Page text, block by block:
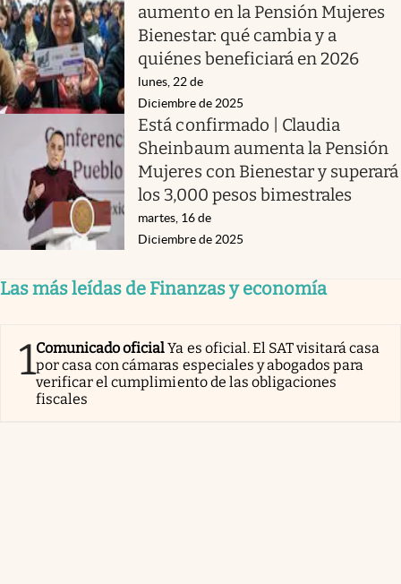
aumento en la Pensión Mujeres
Bienestar: qué cambia y a
quiénes beneficiará en 2026
lunes, 22 de
Diciembre de 2025
Está confirmado | Claudia
Sheinbaum aumenta la Pensión
Mujeres con Bienestar y superará
los 3,000 pesos bimestrales
martes, 16 de
Diciembre de 2025
Las más leídas de Finanzas y economía
1Comunicado oficialYa es oficial. El SAT visitará casa
por casa con cámaras especiales y abogados para
verificar el cumplimiento de las obligaciones
fiscales